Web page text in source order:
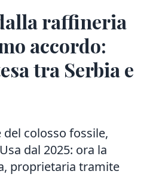
raffineria
accordo:
tra Serbia e
colosso fossile,
dal 2025: ora la
proprietaria tramite